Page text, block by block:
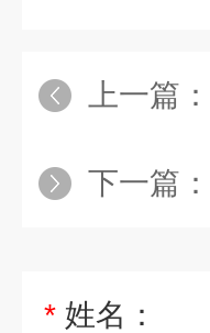
上一篇：
下一篇：
* 姓名：